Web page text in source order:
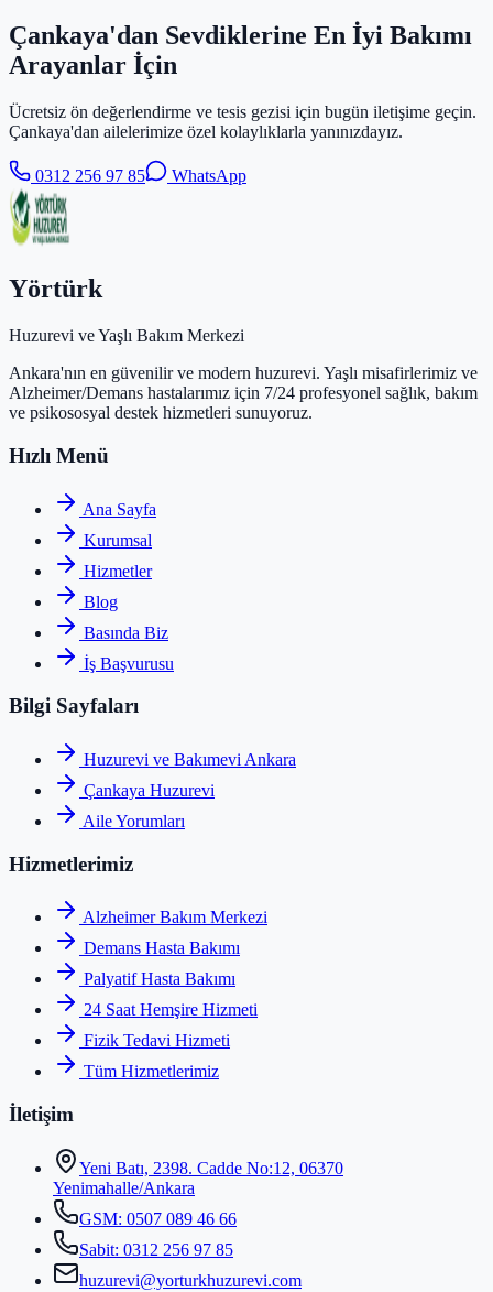
Çankaya'dan Sevdiklerine En İyi Bakımı
Arayanlar İçin
Ücretsiz ön değerlendirme ve tesis gezisi için bugün iletişime geçin.
Çankaya'dan ailelerimize özel kolaylıklarla yanınızdayız.
0312 256 97 85 WhatsApp
Yörtürk
Huzurevi ve Yaşlı Bakım Merkezi
Ankara'nın en güvenilir ve modern huzurevi. Yaşlı misafirlerimiz ve
Alzheimer/Demans hastalarımız için 7/24 profesyonel sağlık, bakım
ve psikososyal destek hizmetleri sunuyoruz.
Hızlı Menü
Ana Sayfa
Kurumsal
Hizmetler
Blog
Basında Biz
İş Başvurusu
Bilgi Sayfaları
Huzurevi ve Bakımevi Ankara
Çankaya Huzurevi
Aile Yorumları
Hizmetlerimiz
Alzheimer Bakım Merkezi
Demans Hasta Bakımı
Palyatif Hasta Bakımı
24 Saat Hemşire Hizmeti
Fizik Tedavi Hizmeti
Tüm Hizmetlerimiz
İletişim
Yeni Batı, 2398. Cadde No:12, 06370
Yenimahalle/Ankara
GSM: 0507 089 46 66
Sabit: 0312 256 97 85
huzurevi@yorturkhuzurevi.com